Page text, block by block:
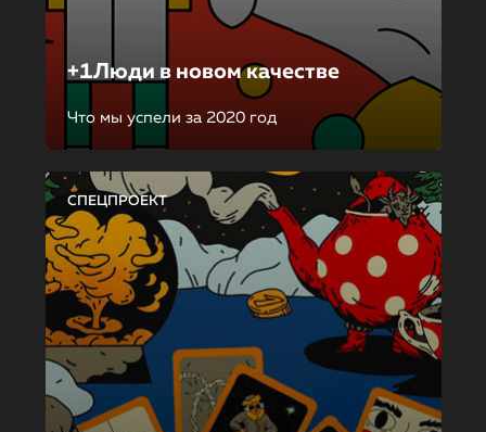
+1Люди в новом качестве
Что мы успели за 2020 год
СПЕЦПРОЕКТ